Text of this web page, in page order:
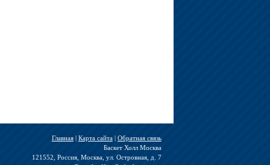
Главная| Карта сайта| Обратная связь
Баскет Холл Москва
121552, Россия, Москва, ул. Островная, д. 7